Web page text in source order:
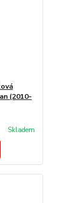
(2010-
Skladem